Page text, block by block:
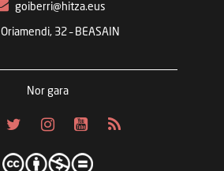
goiberri@hitza.eus
Oriamendi, 32 – BEASAIN
Nor gara